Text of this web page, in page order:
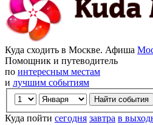
Куда сходить в Москве. Афиша
Помощник и путеводитель
по интересным местам
и лучшим событиям
Куда пойти сегодня завтра в